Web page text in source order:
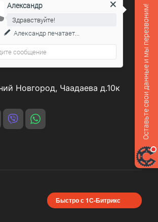
551-07-64
Новгород, Чаадаева д.10к
Быстро с 1С-Битрикс
Оставьте свои данные и мы перезвоним!
Александр
Здравствуйте!
Александр печатает...